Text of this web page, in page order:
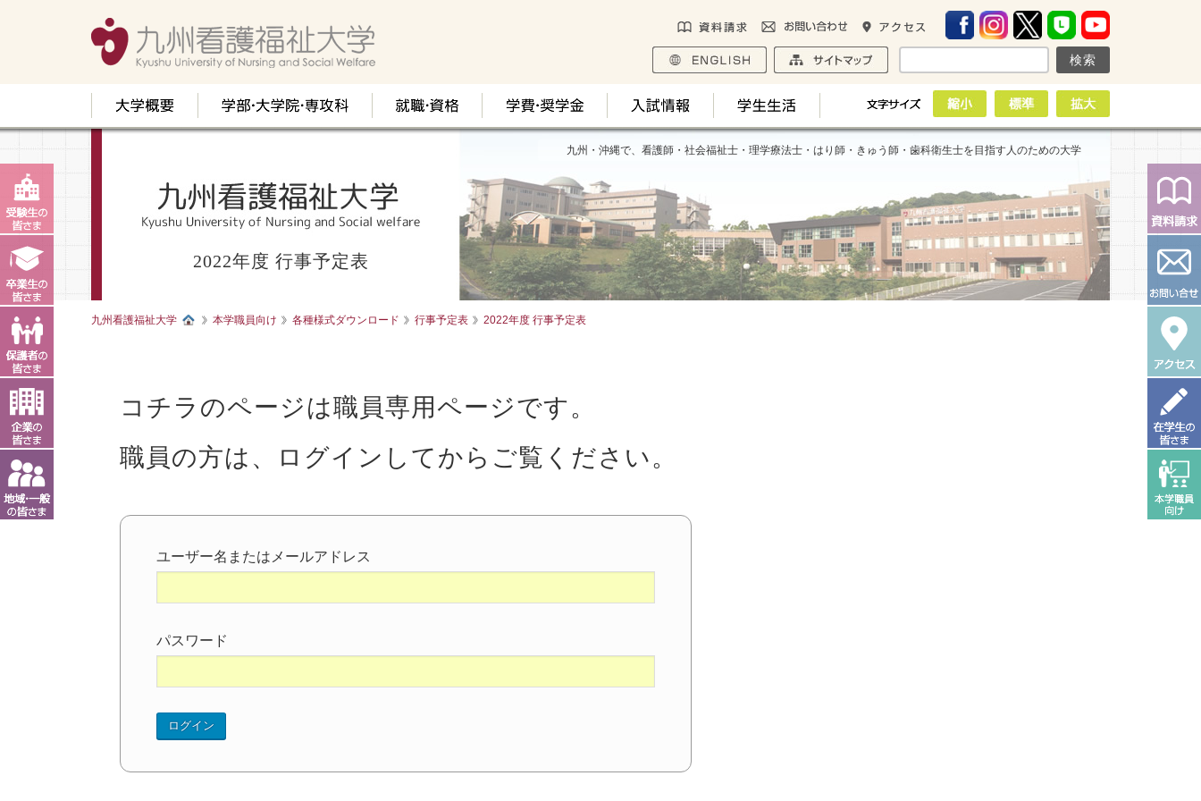
九州・沖縄で、看護師・社会福祉士・理学療法士・はり師・きゅう師・歯科衛生士を目指す人のための大学
2022年度 行事予定表
九州看護福祉大学 本学職員向け 各種様式ダウンロード 行事予定表 2022年度 行事予定表
コチラのページは職員専用ページです。
職員の方は、ログインしてからご覧ください。
ユーザー名またはメールアドレス
パスワード